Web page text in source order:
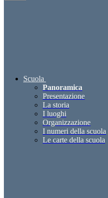
Scuola
Panoramica
Presentazione
La storia
I luoghi
Organizzazione
I numeri della scuola
Le carte della scuola